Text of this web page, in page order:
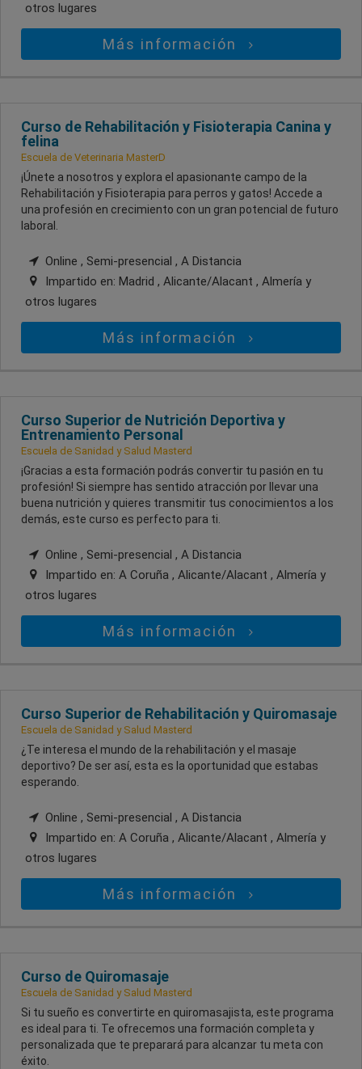
otros lugares
Más información
Curso de Rehabilitación y Fisioterapia Canina y
felina
Escuela de Veterinaria MasterD
¡Únete a nosotros y explora el apasionante campo de la
Rehabilitación y Fisioterapia para perros y gatos! Accede a
una profesión en crecimiento con un gran potencial de futuro
laboral.
Online , Semi-presencial , A Distancia
Impartido en: Madrid , Alicante/Alacant , Almería y
otros lugares
Más información
Curso Superior de Nutrición Deportiva y
Entrenamiento Personal
Escuela de Sanidad y Salud Masterd
¡Gracias a esta formación podrás convertir tu pasión en tu
profesión! Si siempre has sentido atracción por llevar una
buena nutrición y quieres transmitir tus conocimientos a los
demás, este curso es perfecto para ti.
Online , Semi-presencial , A Distancia
Impartido en: A Coruña , Alicante/Alacant , Almería y
otros lugares
Más información
Curso Superior de Rehabilitación y Quiromasaje
Escuela de Sanidad y Salud Masterd
¿Te interesa el mundo de la rehabilitación y el masaje
deportivo? De ser así, esta es la oportunidad que estabas
esperando.
Online , Semi-presencial , A Distancia
Impartido en: A Coruña , Alicante/Alacant , Almería y
otros lugares
Más información
Curso de Quiromasaje
Escuela de Sanidad y Salud Masterd
Si tu sueño es convertirte en quiromasajista, este programa
es ideal para ti. Te ofrecemos una formación completa y
personalizada que te preparará para alcanzar tu meta con
éxito.